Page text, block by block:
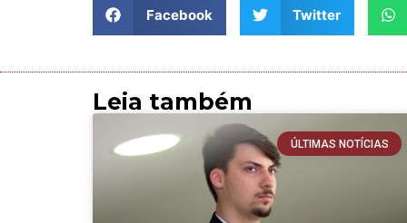
Facebook Twitter
Leia também
ÚLTIMAS NOTÍCIAS